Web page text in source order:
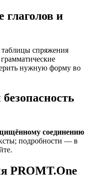
и
спряжения
нужную форму во
соединению
подробности — в
PROMT.One